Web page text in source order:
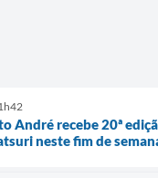
André recebe 20ª
neste fim de